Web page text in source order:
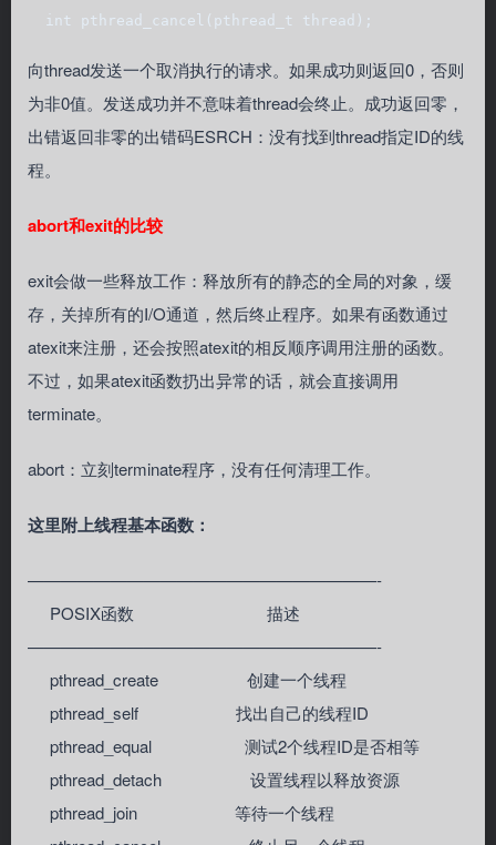
  int pthread_cancel(pthread_t thread);
向thread发送一个取消执行的请求。如果成功则返回0，否则
为非0值。发送成功并不意味着thread会终止。成功返回零，
出错返回非零的出错码ESRCH：没有找到thread指定ID的线
程。
abort和exit的比较
exit会做一些释放工作：释放所有的静态的全局的对象，缓
存，关掉所有的I/O通道，然后终止程序。如果有函数通过
atexit来注册，还会按照atexit的相反顺序调用注册的函数。
不过，如果atexit函数扔出异常的话，就会直接调用
terminate。
abort：立刻terminate程序，没有任何清理工作。
这里附上线程基本函数：
—————————————————————-
POSIX函数 描述
—————————————————————-
pthread_create 创建一个线程
pthread_self 找出自己的线程ID
pthread_equal 测试2个线程ID是否相等
pthread_detach 设置线程以释放资源
pthread_join 等待一个线程